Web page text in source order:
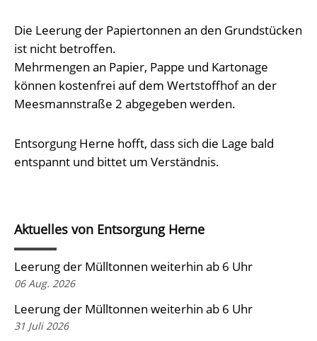
Die Leerung der Papiertonnen an den Grundstücken
ist nicht betroffen.
Mehrmengen an Papier, Pappe und Kartonage
können kostenfrei auf dem Wertstoffhof an der
Meesmannstraße 2 abgegeben werden.
Entsorgung Herne hofft, dass sich die Lage bald
entspannt und bittet um Verständnis.
Aktuelles von Entsorgung Herne
Leerung der Mülltonnen weiterhin ab 6 Uhr
06 Aug. 2026
Leerung der Mülltonnen weiterhin ab 6 Uhr
31 Juli 2026